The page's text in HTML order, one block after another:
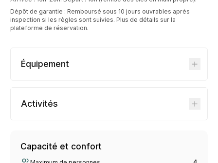
Dépôt de garantie : Remboursé sous 10 jours ouvrables après
inspection si les règles sont suivies. Plus de détails sur la
plateforme de réservation.
Équipement
Activités
Capacité et confort